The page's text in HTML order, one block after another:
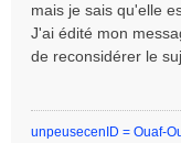
mais je sais qu'elle
J'ai édité mon
de reconsidérer le
unpeusecenID = Ouaf-